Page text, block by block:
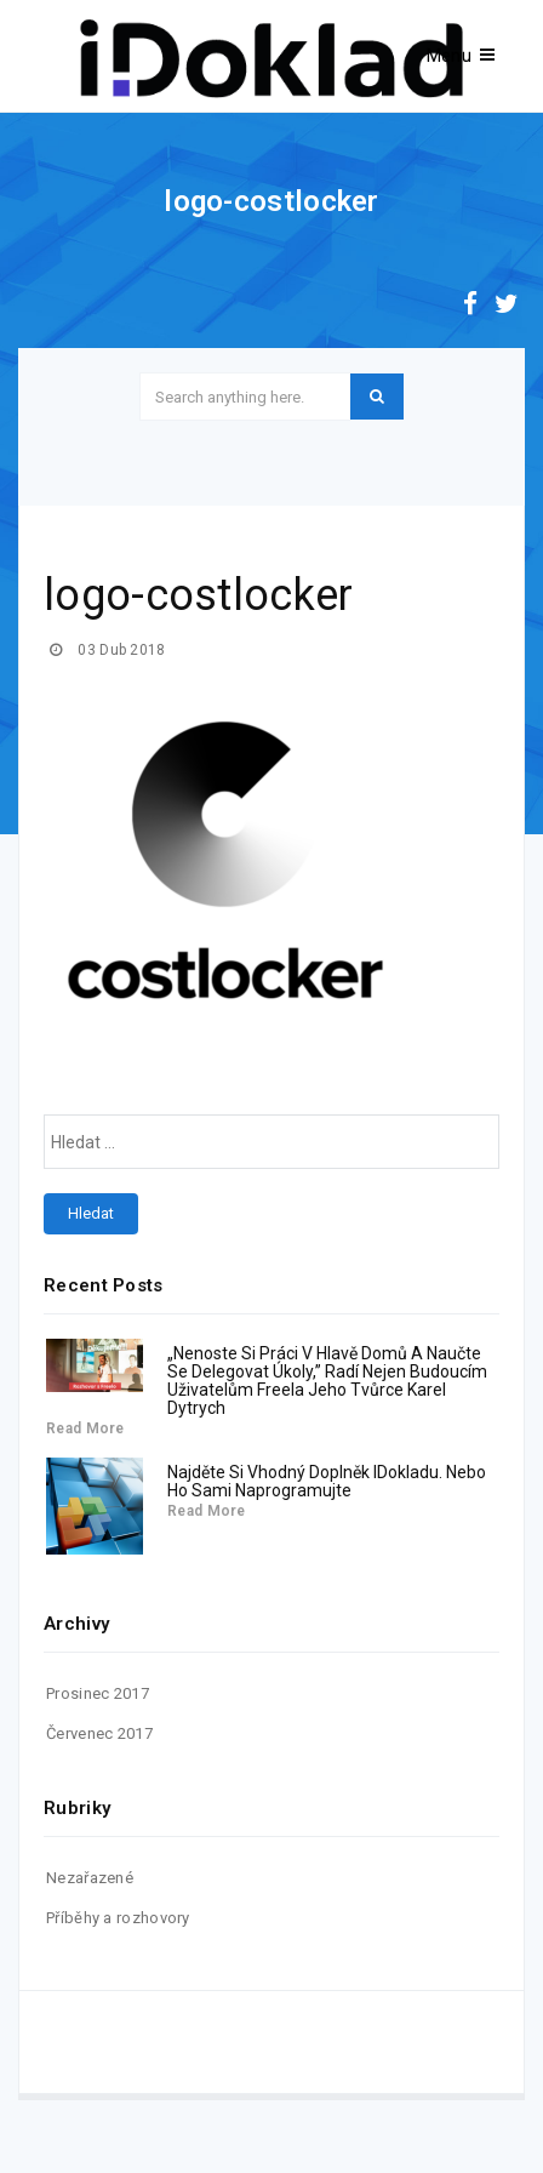
logo-costlocker
logo-costlocker
03 Dub 2018
Recent Posts
„Nenoste Si Práci V Hlavě Domů A Naučte
Se Delegovat Úkoly,” Radí Nejen Budoucím
Uživatelům Freela Jeho Tvůrce Karel
Dytrych
Read More
Najděte Si Vhodný Doplněk IDokladu. Nebo
Ho Sami Naprogramujte
Read More
Archivy
Prosinec 2017
Červenec 2017
Rubriky
Nezařazené
Příběhy a rozhovory